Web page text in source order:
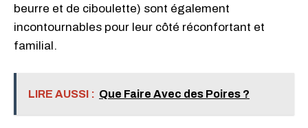
beurre et de ciboulette) sont également
incontournables pour leur côté réconfortant et
familial.
LIRE AUSSI : Que Faire Avec des Poires ?